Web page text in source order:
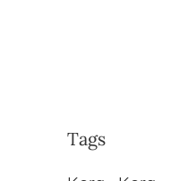
Tags